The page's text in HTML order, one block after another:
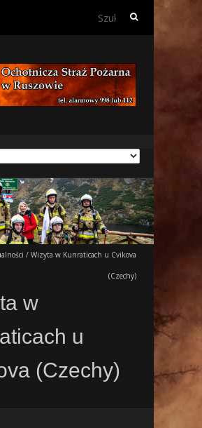
Szukaj:
/ Wizyta w Kunraticach u Cvikova
(Czechy)
w
u
(Czechy)